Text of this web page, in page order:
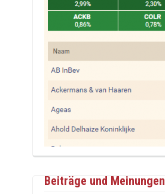
Beiträge und Meinungen